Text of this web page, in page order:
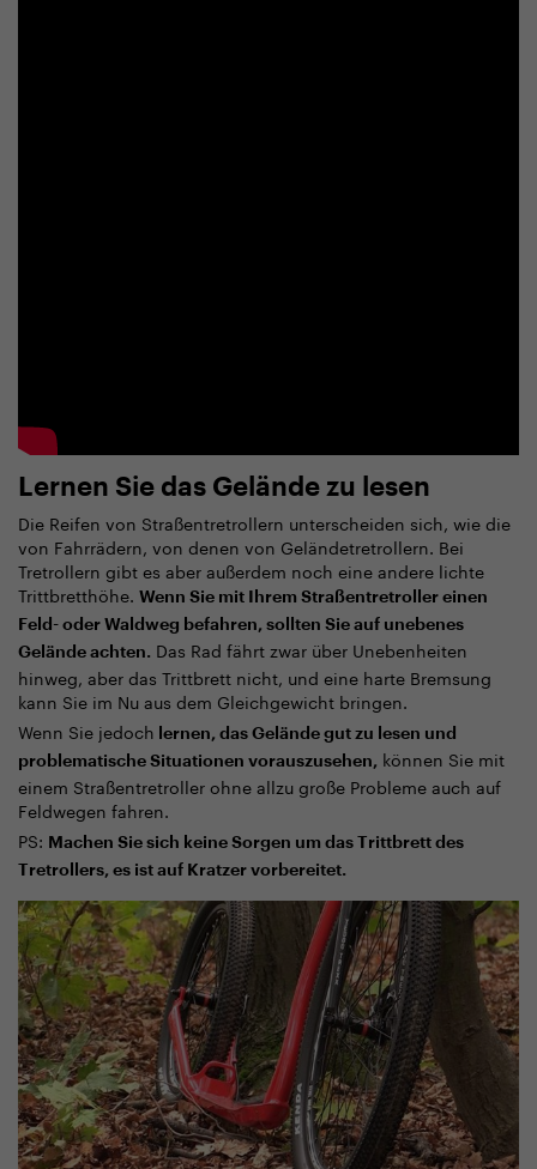
Lernen Sie das Gelände zu lesen
Die Reifen von Straßentretrollern unterscheiden sich, wie die
von Fahrrädern, von denen von Geländetretrollern. Bei
Tretrollern gibt es aber außerdem noch eine andere lichte
Trittbretthöhe. Wenn Sie mit Ihrem Straßentretroller einen
Feld- oder Waldweg befahren, sollten Sie auf unebenes
Gelände achten. Das Rad fährt zwar über Unebenheiten
hinweg, aber das Trittbrett nicht, und eine harte Bremsung
kann Sie im Nu aus dem Gleichgewicht bringen.
Wenn Sie jedoch lernen, das Gelände gut zu lesen und
problematische Situationen vorauszusehen, können Sie mit
einem Straßentretroller ohne allzu große Probleme auch auf
Feldwegen fahren.
PS: Machen Sie sich keine Sorgen um das Trittbrett des
Tretrollers, es ist auf Kratzer vorbereitet.